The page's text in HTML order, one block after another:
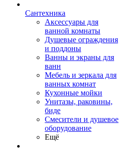
Сантехника
Аксессуары для
ванной комнаты
Душевые ограждения
и поддоны
Ванны и экраны для
ванн
Мебель и зеркала для
ванных комнат
Кухонные мойки
Унитазы, раковины,
биде
Смесители и душевое
оборудование
Ещё